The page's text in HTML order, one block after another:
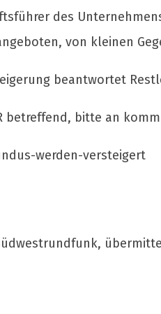
des
von kleinen
beantwortet
betreffend, bitte an
werden-versteigert